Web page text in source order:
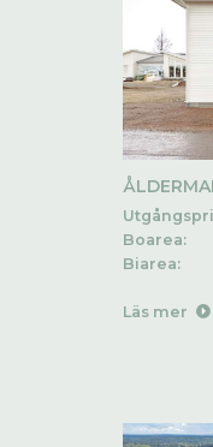
Boarea:
Biarea:
Läs mer